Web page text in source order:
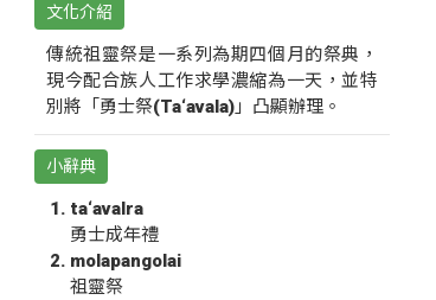
文化介紹
傳統祖靈祭是一系列為期四個月的祭典，
現今配合族人工作求學濃縮為一天，並特
別將「勇士祭(Ta‘avala)」凸顯辦理。
小辭典
ta‘avalra
勇士成年禮
molapangolai
祖靈祭